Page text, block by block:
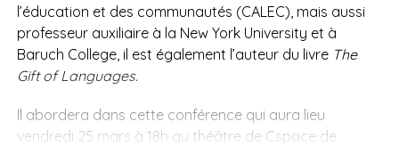
l’éducation et des communautés (CALEC), mais aussi
professeur auxiliaire à la New York University et à
Baruch College, il est également l’auteur du livre The
Gift of Languages.
Il abordera dans cette conférence qui aura lieu
vendredi 25 mars à 18h au théâtre de Cspace de